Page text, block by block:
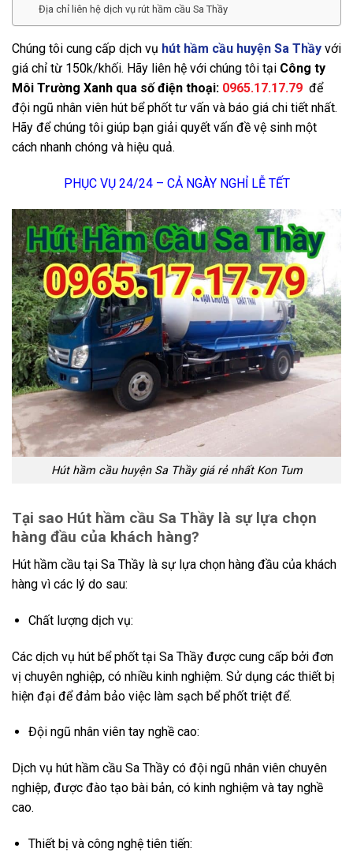
Địa chỉ liên hệ dịch vụ rút hầm cầu Sa Thầy
Chúng tôi cung cấp dịch vụ hút hầm cầu huyện Sa Thầy với
giá chỉ từ 150k/khối. Hãy liên hệ với chúng tôi tại Công ty
Môi Trường Xanh qua số điện thoại: 0965.17.17.79 để
đội ngũ nhân viên hút bể phốt tư vấn và báo giá chi tiết nhất.
Hãy để chúng tôi giúp bạn giải quyết vấn đề vệ sinh một
cách nhanh chóng và hiệu quả.
PHỤC VỤ 24/24 – CẢ NGÀY NGHỈ LỄ TẾT
Hút hầm cầu huyện Sa Thầy giá rẻ nhất Kon Tum
Tại sao Hút hầm cầu Sa Thầy là sự lựa chọn
hàng đầu của khách hàng?
Hút hầm cầu tại Sa Thầy là sự lựa chọn hàng đầu của khách
hàng vì các lý do sau:
Chất lượng dịch vụ:
Các dịch vụ hút bể phốt tại Sa Thầy được cung cấp bởi đơn
vị chuyên nghiệp, có nhiều kinh nghiệm. Sử dụng các thiết bị
hiện đại để đảm bảo việc làm sạch bể phốt triệt để.
Đội ngũ nhân viên tay nghề cao:
Dịch vụ hút hầm cầu Sa Thầy có đội ngũ nhân viên chuyên
nghiệp, được đào tạo bài bản, có kinh nghiệm và tay nghề
cao.
Thiết bị và công nghệ tiên tiến: